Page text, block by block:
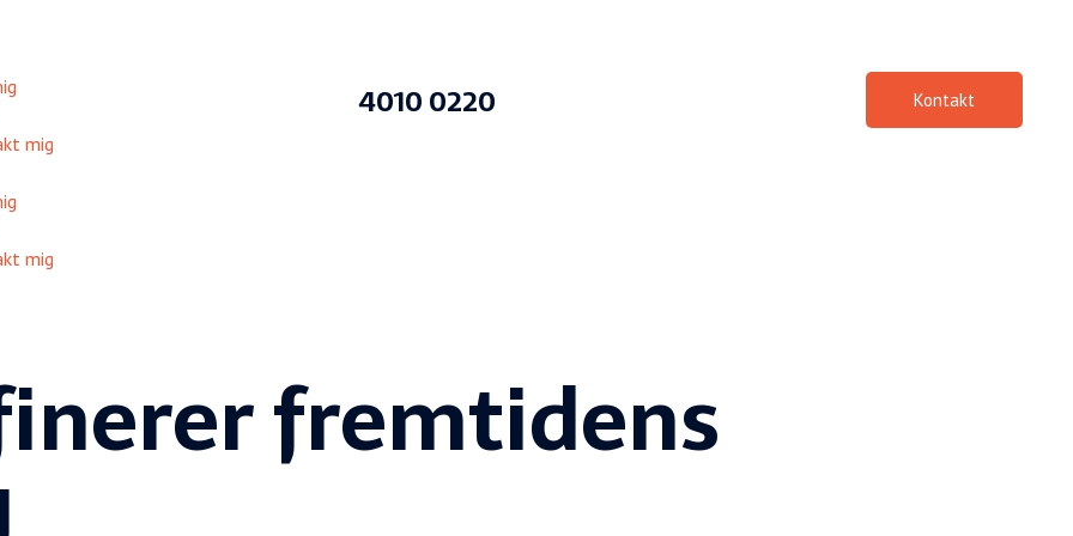
mig
mig
4010 0220 Kontakt
fremtidens